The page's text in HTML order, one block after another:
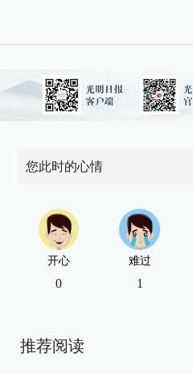
您此时的心情
开心
0
难过
1
推荐阅读